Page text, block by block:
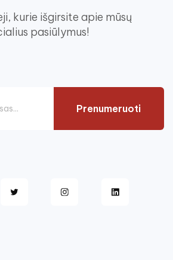
kurie išgirsite apie mūsų
pasiūlymus!
Prenumeruoti